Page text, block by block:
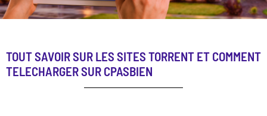
TOUT SAVOIR SUR LES SITES TORRENT ET COMMENT
TELECHARGER SUR CPASBIEN